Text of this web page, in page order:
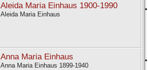
Aleida Maria Einhaus 1900-1990
Aleida Maria Einhaus
Anna Maria Einhaus
Anna Maria Einhaus 1899-1940